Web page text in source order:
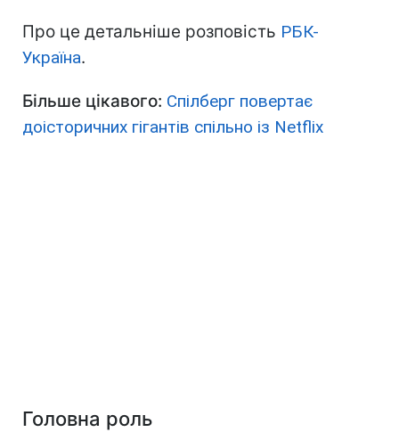
Про це детальніше розповість РБК-
Україна.
Більше цікавого: Спілберг повертає
доісторичних гігантів спільно із Netflix
Головна роль